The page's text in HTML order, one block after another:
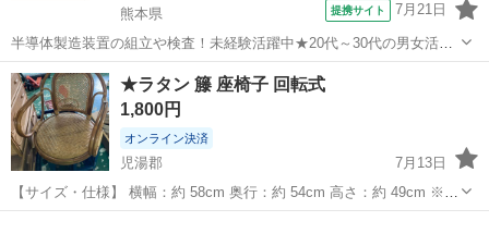
熊本県
提携サイト 7月21日
半導体製造装置の組立や検査！未経験活躍中★20代～30代の男女活躍
中★ワンルーム寮完備！赴任旅費会社負担！マイカー通勤OK！無料駐
車場あり！正社員登用あり！《熊本県菊池郡大津町》 人気の工場のお
仕事 ◇半導体製造装置の組立...
熊本 その他
★ラタン 籐 座椅子 回転式
1,800円
オンライン決済
児湯郡
7月13日
【サイズ・仕様】 横幅：約 58cm 奥行：約 54cm 高さ：約 49cm ※多
少の誤差があると思いますが予めご承知の上ご購入をお願い致しま